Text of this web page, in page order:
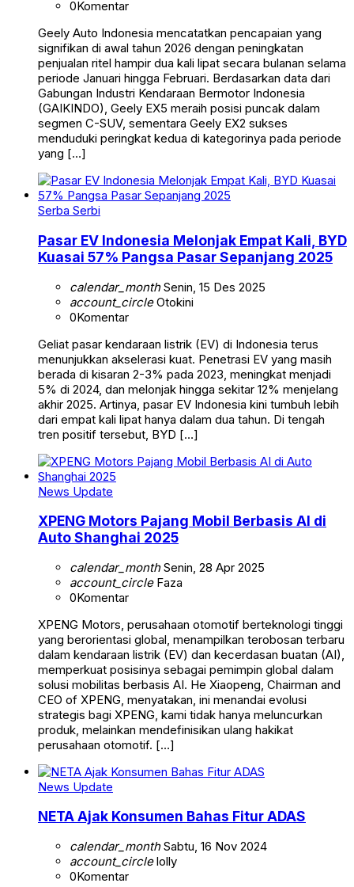
0Komentar
Geely Auto Indonesia mencatatkan pencapaian yang
signifikan di awal tahun 2026 dengan peningkatan
penjualan ritel hampir dua kali lipat secara bulanan selama
periode Januari hingga Februari. Berdasarkan data dari
Gabungan Industri Kendaraan Bermotor Indonesia
(GAIKINDO), Geely EX5 meraih posisi puncak dalam
segmen C-SUV, sementara Geely EX2 sukses
menduduki peringkat kedua di kategorinya pada periode
yang […]
Serba Serbi
Pasar EV Indonesia Melonjak Empat Kali, BYD
Kuasai 57% Pangsa Pasar Sepanjang 2025
calendar_monthSenin, 15 Des 2025
account_circleOtokini
0Komentar
Geliat pasar kendaraan listrik (EV) di Indonesia terus
menunjukkan akselerasi kuat. Penetrasi EV yang masih
berada di kisaran 2-3% pada 2023, meningkat menjadi
5% di 2024, dan melonjak hingga sekitar 12% menjelang
akhir 2025. Artinya, pasar EV Indonesia kini tumbuh lebih
dari empat kali lipat hanya dalam dua tahun. Di tengah
tren positif tersebut, BYD […]
News Update
XPENG Motors Pajang Mobil Berbasis AI di
Auto Shanghai 2025
calendar_monthSenin, 28 Apr 2025
account_circleFaza
0Komentar
XPENG Motors, perusahaan otomotif berteknologi tinggi
yang berorientasi global, menampilkan terobosan terbaru
dalam kendaraan listrik (EV) dan kecerdasan buatan (AI),
memperkuat posisinya sebagai pemimpin global dalam
solusi mobilitas berbasis AI. He Xiaopeng, Chairman and
CEO of XPENG, menyatakan, ini menandai evolusi
strategis bagi XPENG, kami tidak hanya meluncurkan
produk, melainkan mendefinisikan ulang hakikat
perusahaan otomotif. […]
News Update
NETA Ajak Konsumen Bahas Fitur ADAS
calendar_monthSabtu, 16 Nov 2024
account_circlelolly
0Komentar